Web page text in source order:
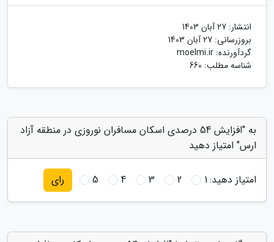
انتشار: 27 آبان 1403
بروزرسانی: 27 آبان 1403
گردآورنده: moelmi.ir
شناسه مطلب: 660
به "افزایش 54 درصدی اسکان مسافران نوروزی در منطقه آزاد
ارس" امتیاز دهید
امتیاز دهید:1
2
3
4
5 رای